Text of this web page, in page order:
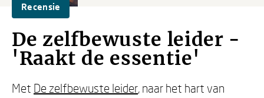
Recensie
De zelfbewuste leider -
'Raakt de essentie'
Met De zelfbewuste leider, naar het hart van